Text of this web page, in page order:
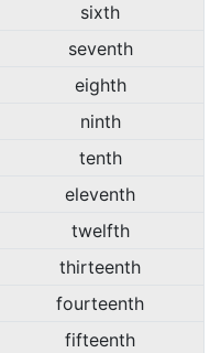
sixth
seventh
eighth
ninth
tenth
eleventh
twelfth
thirteenth
fourteenth
fifteenth